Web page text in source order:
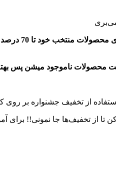
سامانه
ناموجود میشن پس
از تخفیف جشنواره بر روی
از تخفیف‌ها جا نمونی!! برای